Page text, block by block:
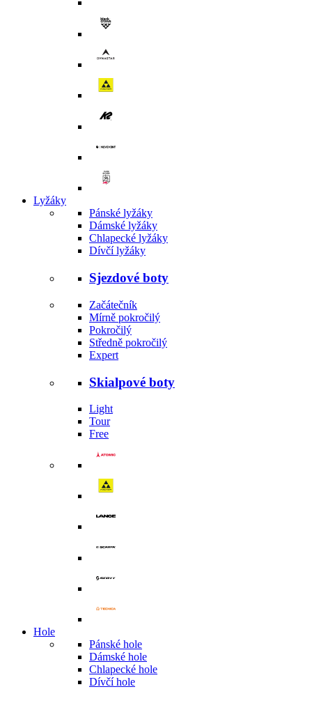
Lyžáky
Pánské lyžáky
Dámské lyžáky
Chlapecké lyžáky
Dívčí lyžáky
Sjezdové boty
Začátečník
Mírně pokročilý
Pokročilý
Středně pokročilý
Expert
Skialpové boty
Light
Tour
Free
Hole
Pánské hole
Dámské hole
Chlapecké hole
Dívčí hole